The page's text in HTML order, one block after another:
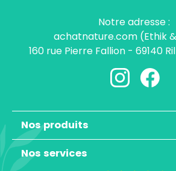
Notre adresse :
achatnature.com (Ethik
160 rue Pierre Fallion - 69140
Nos produits
Nos services